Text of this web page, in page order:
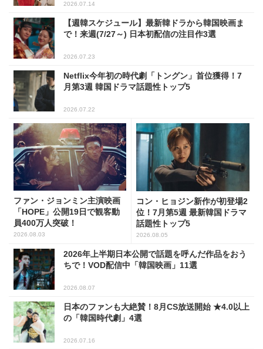
2026.07.14
【週韓スケジュール】最新韓ドラから韓国映画ま
で！来週(7/27～) 日本初配信の注目作3選
2026.07.23
Netflix今年初の時代劇「トングン」首位獲得！7
月第3週 韓国ドラマ話題性トップ5
2026.07.22
ファン・ジョンミン主演映画
「HOPE」公開19日で観客動
員400万人突破！
2026.08.03
コン・ヒョジン新作が初登場2
位！7月第5週 最新韓国ドラマ
話題性トップ5
2026.08.05
2026年上半期日本公開で話題を呼んだ作品をおう
ちで！VOD配信中「韓国映画」11選
2026.08.07
日本のファンも大絶賛！8月CS放送開始 ★4.0以上
の「韓国時代劇」4選
2026.07.16